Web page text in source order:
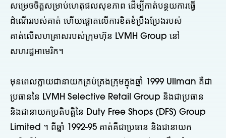
សម្រេចចិត្តសម្រាប់ហេតុផលសុខភាព ដើម្បីកាត់បន្ថយការធ្វើ
ដំណើររបស់គាត់ ហើយផ្តោតលើការខិតខំប្រឹងប្រែងរបស់
គាត់លើសហគ្រាសរបស់ក្រុមហ៊ុន LVMH Group នៅ
សហរដ្ឋអាមេរិក។
មុនពេលក្លាយជានាយកគ្រប់គ្រងក្រុមក្នុងឆ្នាំ 1999 Ullman គឺជា
ប្រធាននៃ LVMH Selective Retail Group និងជាប្រធាន
និងជានាយកប្រតិបត្តិនៃ Duty Free Shops (DFS) Group
Limited ។ ពីឆ្នាំ 1992-95 គាត់គឺជាប្រធាន និងជានាយក